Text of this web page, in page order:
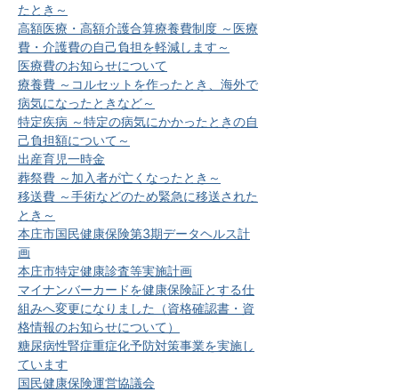
たとき～
高額医療・高額介護合算療養費制度 ～医療
費・介護費の自己負担を軽減します～
医療費のお知らせについて
療養費 ～コルセットを作ったとき、海外で
病気になったときなど～
特定疾病 ～特定の病気にかかったときの自
己負担額について～
出産育児一時金
葬祭費 ～加入者が亡くなったとき～
移送費 ～手術などのため緊急に移送された
とき～
本庄市国民健康保険第3期データヘルス計
画
本庄市特定健康診査等実施計画
マイナンバーカードを健康保険証とする仕
組みへ変更になりました（資格確認書・資
格情報のお知らせについて）
糖尿病性腎症重症化予防対策事業を実施し
ています
国民健康保険運営協議会